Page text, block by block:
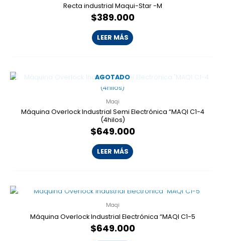
Recta industrial Maqui-Star -M
$389.000
LEER MÁS
AGOTADO
Maqi
Máquina Overlock Industrial Semi Electrónica “MAQI C1-4
(4hilos)
$649.000
LEER MÁS
Maqi
Máquina Overlock Industrial Electrónica “MAQI C1-5
$649.000